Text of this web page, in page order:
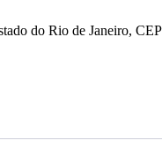
do Rio de Janeiro,